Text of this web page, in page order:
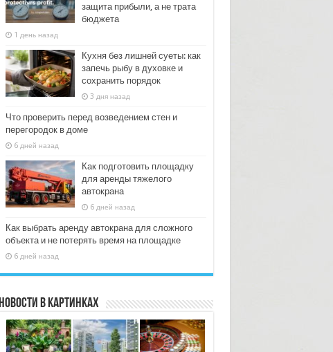
защита прибыли, а не трата
бюджета
1 день назад
Кухня без лишней суеты: как
запечь рыбу в духовке и
сохранить порядок
3 дня назад
Что проверить перед возведением стен и
перегородок в доме
6 дней назад
Как подготовить площадку
для аренды тяжелого
автокрана
6 дней назад
Как выбрать аренду автокрана для сложного
объекта и не потерять время на площадке
6 дней назад
Новости в картинках